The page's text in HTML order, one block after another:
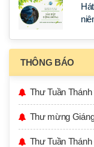
THÔNG BÁO
Thư Tuần
Thư mừng
Thư Tuần